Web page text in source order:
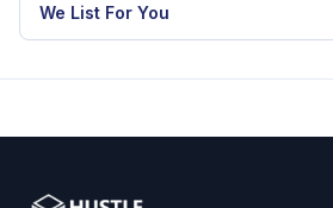
We List For You